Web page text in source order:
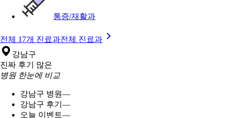
통증/재활과
전체 17개 진료과전체 진료과
강남구
진짜 후기 많은
병원 한눈에 비교
강남구 병원—
강남구 후기 —
오늘 이벤트—